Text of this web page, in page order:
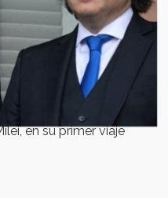
en su primer viaje